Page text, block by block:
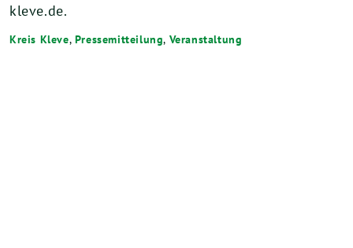
kleve.de.
Kreis Kleve, Pressemitteilung, Veranstaltung